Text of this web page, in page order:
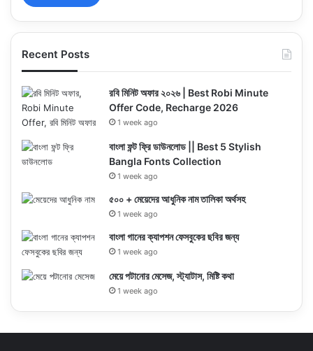
Recent Posts
রবি মিনিট অফার ২০২৬ | Best Robi Minute
Offer Code, Recharge 2026
1 week ago
বাংলা ফন্ট ফ্রি ডাউনলোড || Best 5 Stylish
Bangla Fonts Collection
1 week ago
৫০০ + মেয়েদের আধুনিক নাম তালিকা অর্থসহ
1 week ago
বাংলা গানের ক্যাপশন ফেসবুকের ছবির জন্য
1 week ago
মেয়ে পটানোর মেসেজ, স্ট্যাটাস, মিষ্টি কথা
1 week ago